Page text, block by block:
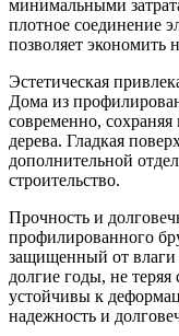
минимальными
плотное соединение
позволяет экономить
Эстетическая
Дома из
современно,
дерева. Гладкая
дополнительной
строительство.
Прочность и
профилированного
защищенный от влаги
долгие годы, не теряя
устойчивы к
надежность и